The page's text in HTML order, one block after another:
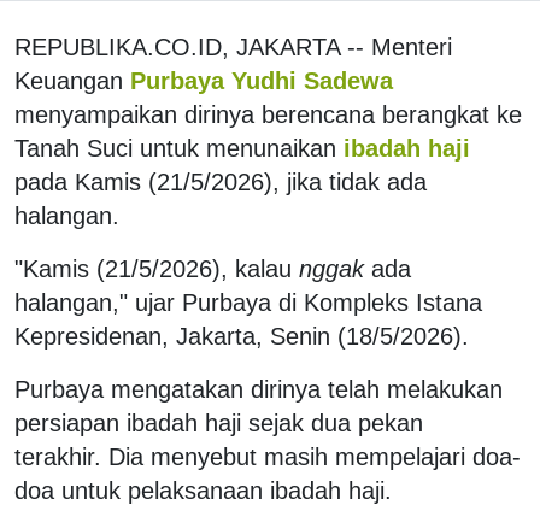
REPUBLIKA.CO.ID, JAKARTA -- Menteri
Keuangan Purbaya Yudhi Sadewa
menyampaikan dirinya berencana berangkat ke
Tanah Suci untuk menunaikan ibadah haji
pada Kamis (21/5/2026), jika tidak ada
halangan.
"Kamis (21/5/2026), kalau nggakada
halangan," ujar Purbaya di Kompleks Istana
Kepresidenan, Jakarta, Senin (18/5/2026).
Purbaya mengatakan dirinya telah melakukan
persiapan ibadah haji sejak dua pekan
terakhir. Dia menyebut masih mempelajari doa-
doa untuk pelaksanaan ibadah haji.